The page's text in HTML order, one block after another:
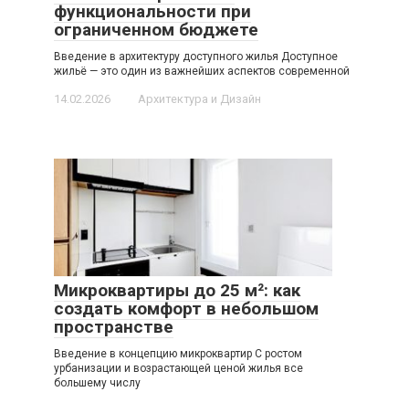
функциональности при
ограниченном бюджете
Введение в архитектуру доступного жилья Доступное
жильё — это один из важнейших аспектов современной
14.02.2026 Архитектура и Дизайн
Микроквартиры до 25 м²: как
создать комфорт в небольшом
пространстве
Введение в концепцию микроквартир С ростом
урбанизации и возрастающей ценой жилья все
большему числу